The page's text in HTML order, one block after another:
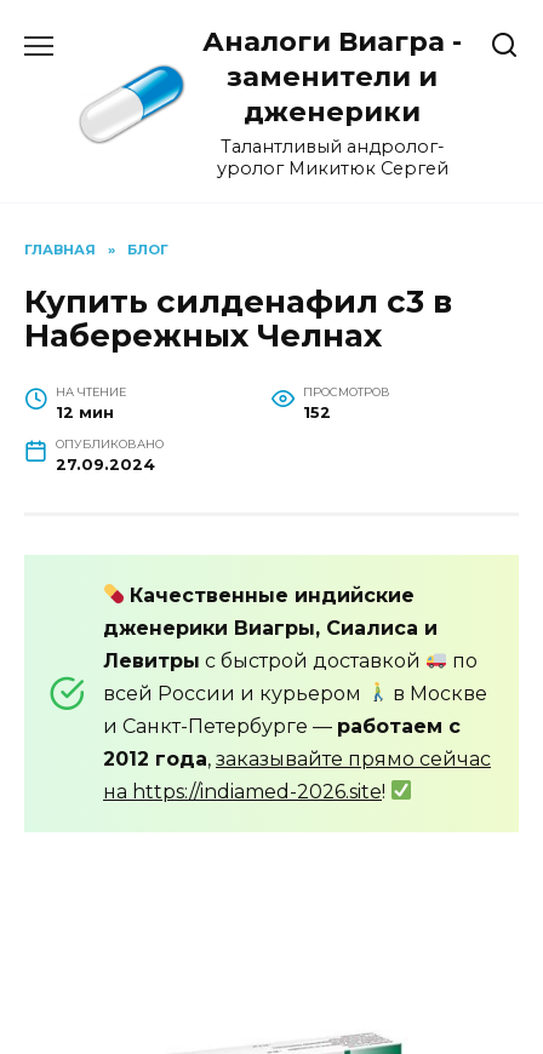
Аналоги Виагра -
заменители и
дженерики
Талантливый андролог-
уролог Микитюк Сергей
ГЛАВНАЯ » БЛОГ
Купить силденафил с3 в
Набережных Челнах
НА ЧТЕНИЕ
12 мин
ПРОСМОТРОВ
152
ОПУБЛИКОВАНО
27.09.2024
Качественные индийские
дженерики Виагры, Сиалиса и
Левитры с быстрой доставкой
по
всей России и курьером
в Москве
и Санкт-Петербурге — работаем с
2012 года, заказывайте прямо сейчас
на https://indiamed-2026.site!